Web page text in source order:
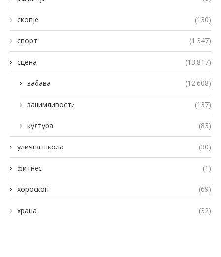
скопје (130)
спорт (1.347)
сцена (13.817)
забава (12.608)
занимливости (137)
култура (83)
улична школа (30)
фитнес (1)
хороскоп (69)
храна (32)